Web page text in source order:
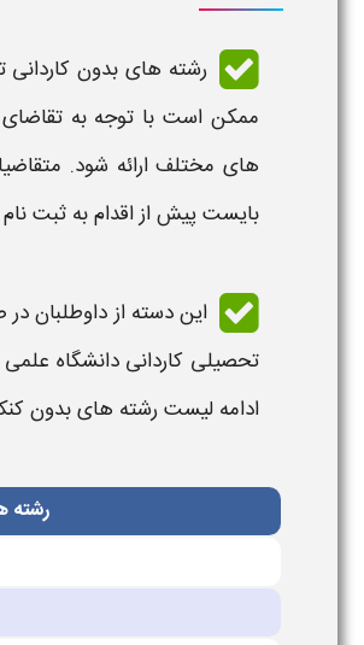
رشته های بدون
ممکن است با توجه به
های مختلف ارائه شود.
بایست پیش از اقدام به ثبت نام
این دسته از داوطلبان
تحصیلی کاردانی دانشگاه علمی
ادامه لیست رشته های بدون
رشته